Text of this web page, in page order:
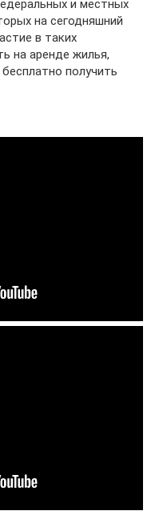
и местных
на сегодняшний
в таких
на аренде жилья,
получить